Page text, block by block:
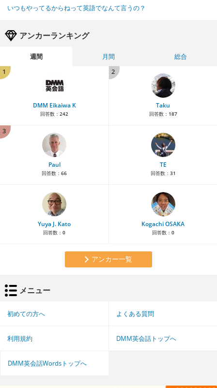
いつもやってるからねって英語でなんて言うの？
アンカーランキング
週間 月間
総合
1
DMM Eikaiwa K
回答数： 242
2
Taku
回答数： 187
3
Paul
回答数： 66
TE
回答数： 31
Yuya J. Kato
回答数： 0
Kogachi OSAKA
回答数： 0
アンカー一覧
メニュー
初めての方へ よくある質問
利用規約 DMM英会話トップへ
DMM英会話Wordsトップへ